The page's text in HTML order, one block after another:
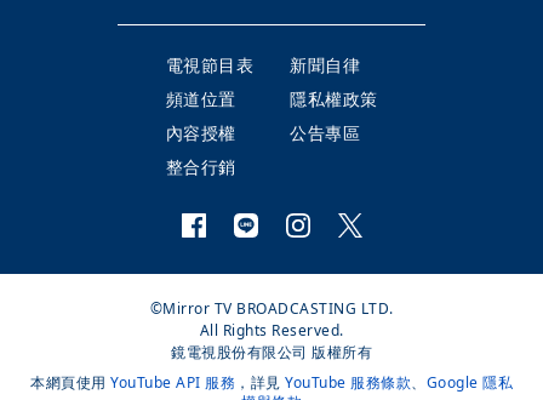
電視節目表
新聞自律
頻道位置
隱私權政策
內容授權
公告專區
整合行銷
©Mirror TV BROADCASTING LTD.
All Rights Reserved.
鏡電視股份有限公司 版權所有
本網頁使用 YouTube API 服務 ，詳見 YouTube 服務條款、 Google 隱私